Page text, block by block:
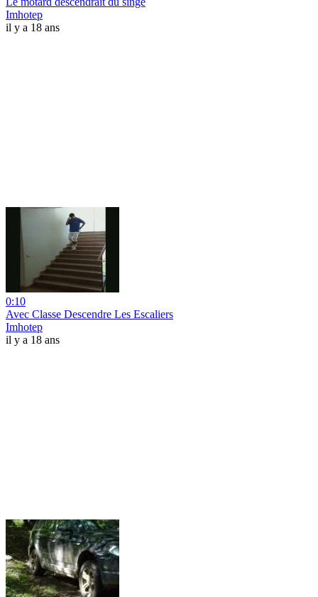
Imhotep
il y a 18 ans
0:10
Avec Classe Descendre Les Escaliers
Imhotep
il y a 18 ans